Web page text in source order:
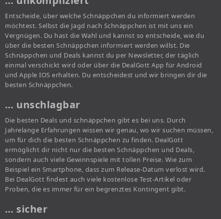
Entscheide, über welche Schnäppchen du informiert werden
möchtest. Selbst die Jagd nach Schnäppchen ist mit uns ein
Vergnügen. Du hast die Wahl und kannst so entscheide, wie du
über die besten Schnäppchen informiert werden willst. Die
Schnäppchen und Deals kannst du per Newsletter, der täglich
einmal verschickt wird oder über die DealGott App für Android
und Apple IOS erhalten. Du entscheidest und wir bringen dir die
besten Schnäppchen.
… unschlagbar
Die besten Deals und schnäppchen gibt es bei uns. Durch
Jahrelange Erfahrungen wissen wir genau, wo wir suchen müssen,
um für dich die besten Schnäppchen zu finden. DealGott
ermöglicht dir nicht nur die besten Schnäppchen und Deals,
sondern auch viele Gewinnspiele mit tollen Preise. Wie zum
Beispiel ein Smartphone, dass zum Release-Datum verlost wird.
Bei DealGott findest auch viele kostenlose Test-Artikel oder
Proben, die es immer für ein begrenztes Kontingent gibt.
… sicher